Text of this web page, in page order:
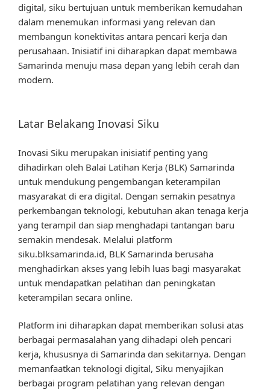
digital, siku bertujuan untuk memberikan kemudahan
dalam menemukan informasi yang relevan dan
membangun konektivitas antara pencari kerja dan
perusahaan. Inisiatif ini diharapkan dapat membawa
Samarinda menuju masa depan yang lebih cerah dan
modern.
Latar Belakang Inovasi Siku
Inovasi Siku merupakan inisiatif penting yang
dihadirkan oleh Balai Latihan Kerja (BLK) Samarinda
untuk mendukung pengembangan keterampilan
masyarakat di era digital. Dengan semakin pesatnya
perkembangan teknologi, kebutuhan akan tenaga kerja
yang terampil dan siap menghadapi tantangan baru
semakin mendesak. Melalui platform
siku.blksamarinda.id, BLK Samarinda berusaha
menghadirkan akses yang lebih luas bagi masyarakat
untuk mendapatkan pelatihan dan peningkatan
keterampilan secara online.
Platform ini diharapkan dapat memberikan solusi atas
berbagai permasalahan yang dihadapi oleh pencari
kerja, khususnya di Samarinda dan sekitarnya. Dengan
memanfaatkan teknologi digital, Siku menyajikan
berbagai program pelatihan yang relevan dengan